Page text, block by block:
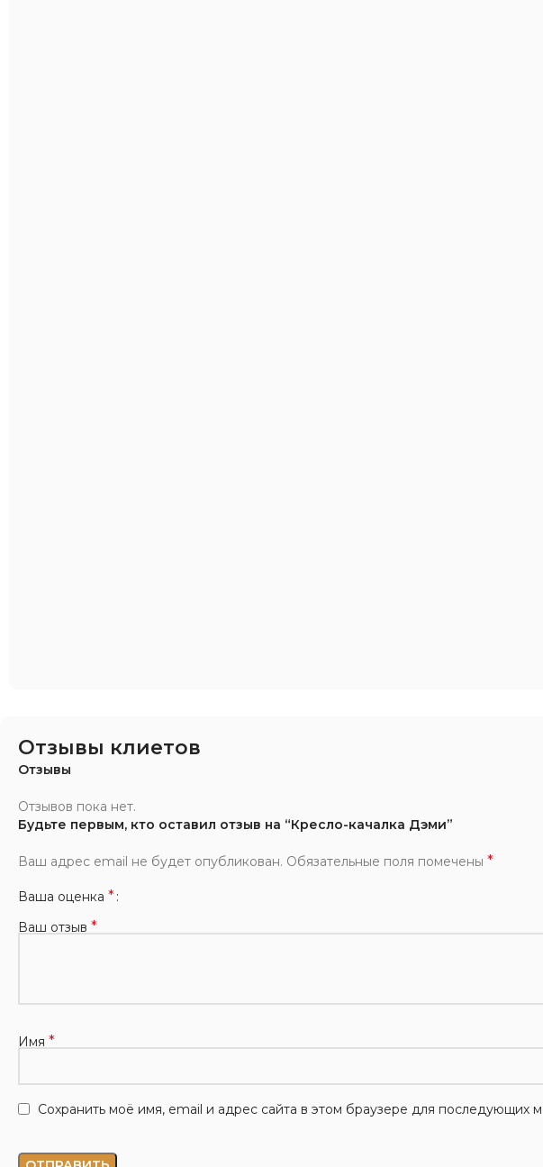
Отзывы клиетов
Отзывы
Отзывов пока нет.
Будьте первым, кто оставил отзыв на “Кресло-качалка Дэми”
Ваш адрес email не будет опубликован. Обязательные поля помечены *
Ваша оценка *
Ваш отзыв *
Имя *
Сохранить моё имя, email и адрес сайта в этом браузере для последующих